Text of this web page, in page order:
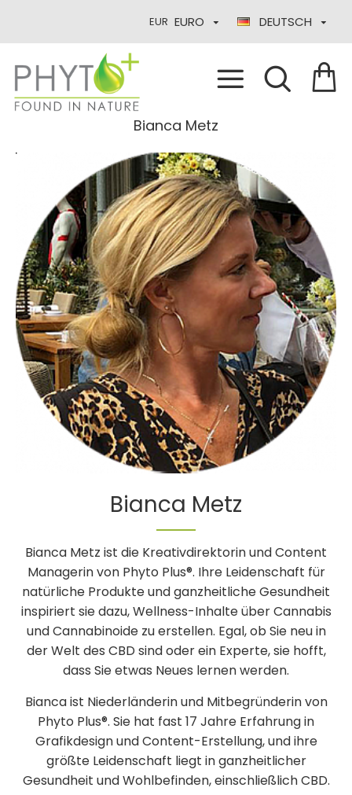
EUR EURO DEUTSCH
Bianca Metz
Bianca Metz
Bianca Metz ist die Kreativdirektorin und Content
Managerin von Phyto Plus®. Ihre Leidenschaft für
natürliche Produkte und ganzheitliche Gesundheit
inspiriert sie dazu, Wellness-Inhalte über Cannabis
und Cannabinoide zu erstellen. Egal, ob Sie neu in
der Welt des CBD sind oder ein Experte, sie hofft,
dass Sie etwas Neues lernen werden.
Bianca ist Niederländerin und Mitbegründerin von
Phyto Plus®. Sie hat fast 17 Jahre Erfahrung in
Grafikdesign und Content-Erstellung, und ihre
größte Leidenschaft liegt in ganzheitlicher
Gesundheit und Wohlbefinden, einschließlich CBD.